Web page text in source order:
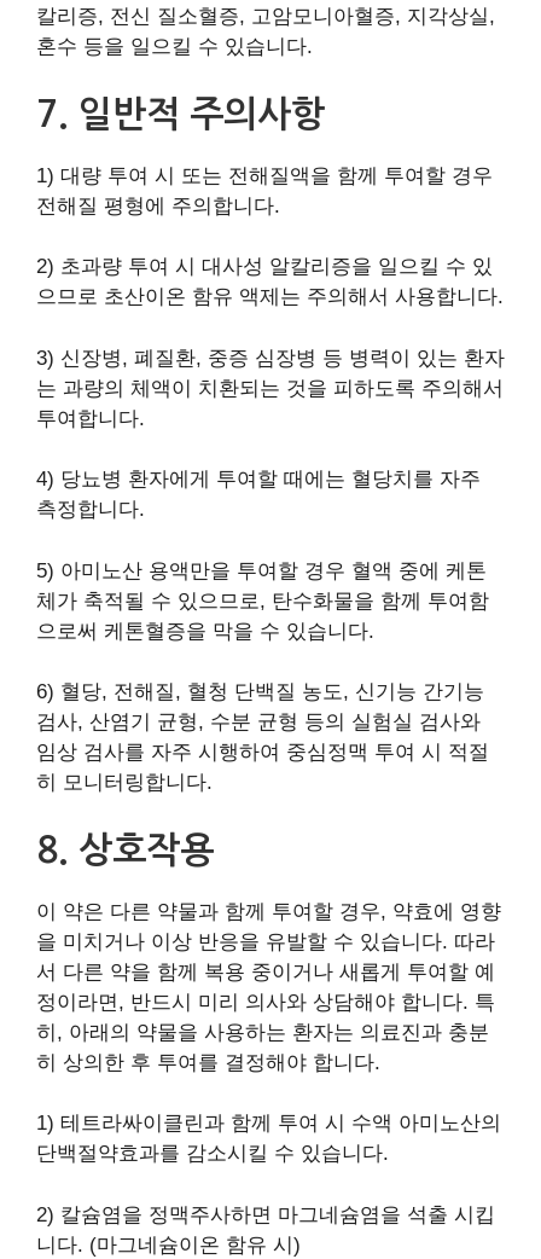
칼리증, 전신 질소혈증, 고암모니아혈증, 지각상실,
혼수 등을 일으킬 수 있습니다.
7. 일반적 주의사항
1) 대량 투여 시 또는 전해질액을 함께 투여할 경우
전해질 평형에 주의합니다.
2) 초과량 투여 시 대사성 알칼리증을 일으킬 수 있
으므로 초산이온 함유 액제는 주의해서 사용합니다.
3) 신장병, 폐질환, 중증 심장병 등 병력이 있는 환자
는 과량의 체액이 치환되는 것을 피하도록 주의해서
투여합니다.
4) 당뇨병 환자에게 투여할 때에는 혈당치를 자주
측정합니다.
5) 아미노산 용액만을 투여할 경우 혈액 중에 케톤
체가 축적될 수 있으므로, 탄수화물을 함께 투여함
으로써 케톤혈증을 막을 수 있습니다.
6) 혈당, 전해질, 혈청 단백질 농도, 신기능 간기능
검사, 산염기 균형, 수분 균형 등의 실험실 검사와
임상 검사를 자주 시행하여 중심정맥 투여 시 적절
히 모니터링합니다.
8. 상호작용
이 약은 다른 약물과 함께 투여할 경우, 약효에 영향
을 미치거나 이상 반응을 유발할 수 있습니다. 따라
서 다른 약을 함께 복용 중이거나 새롭게 투여할 예
정이라면, 반드시 미리 의사와 상담해야 합니다. 특
히, 아래의 약물을 사용하는 환자는 의료진과 충분
히 상의한 후 투여를 결정해야 합니다.
1) 테트라싸이클린과 함께 투여 시 수액 아미노산의
단백절약효과를 감소시킬 수 있습니다.
2) 칼슘염을 정맥주사하면 마그네슘염을 석출 시킵
니다. (마그네슘이온 함유 시)